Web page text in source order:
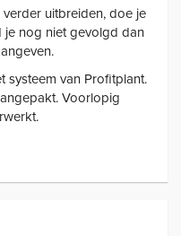
uitbreiden, doe je
je nog niet gevolgd dan
systeem van Profitplant.
Voorlopig